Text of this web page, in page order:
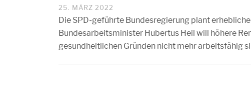
25. MÄRZ 2022
Die SPD-geführte Bundesregierung plant
Bundesarbeitsminister Hubertus Heil will höhere
gesundheitlichen Gründen nicht mehr arbeitsfähig